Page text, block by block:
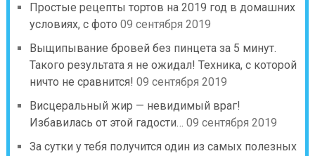
Простые рецепты тортов на 2019 год в домашних
условиях, с фото 09 сентября 2019
Выщипывание бровей без пинцета за 5 минут.
Такого результата я не ожидал! Техника, с которой
ничто не сравнится! 09 сентября 2019
Висцеральный жир — невидимый враг!
Избавилась от этой гадости… 09 сентября 2019
За сутки у тебя получится один из самых полезных